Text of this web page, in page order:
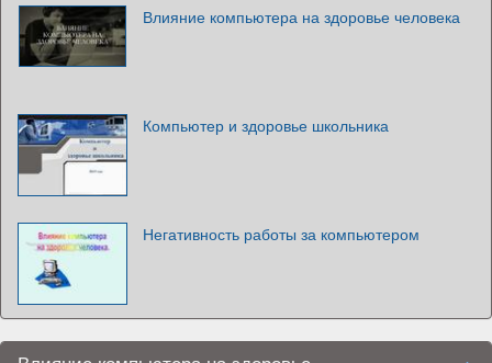
Влияние компьютера на здоровье человека
Компьютер и здоровье школьника
Негативность работы за компьютером